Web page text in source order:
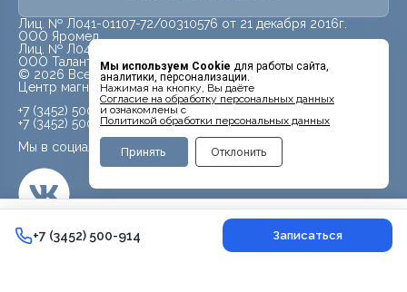
Услуги Врачи Записаться в Max Контакты
Мы используем Cookie для работы сайта,
аналитики, персонализации.
Нажимая на кнопку, Вы даёте
Cогласие на обработку персональных данных
и ознакомлены с
Политикой обработки персональных данных
Принять Отклонить
4 500 ₽ +7 (3452) 500-914
Лиц. № Л041-01107-72/00310576 от 21 декабря 2016г.
ООО Яромед
Лиц. № Л041-01107-72/00623073 от 31 октября 2022г.
ООО Талант
© 2026 Все права защищены.
Центр магнитно-резонансной томографии «МРТ Лидер»
Мы в социальных сетях
+7 (3452) 500-914
+7 (3452) 500-944
+7 (3452) 500-914 Записаться